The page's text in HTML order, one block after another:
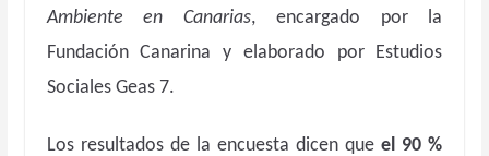
Ambiente en Canarias, encargado por la
Fundación Canarina y elaborado por Estudios
Sociales Geas 7.
Los resultados de la encuesta dicen queel 90 %